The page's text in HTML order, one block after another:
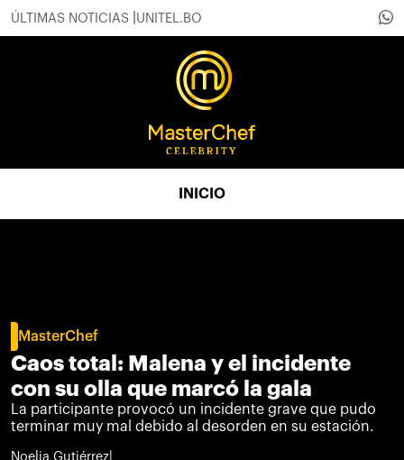
ÚLTIMAS NOTICIAS UNITEL.BO
INICIO
MasterChef
Caos total: Malena y el incidente
con su olla que marcó la gala
La participante provocó un incidente grave que pudo
terminar muy mal debido al desorden en su estación.
Noelia Gutiérrez